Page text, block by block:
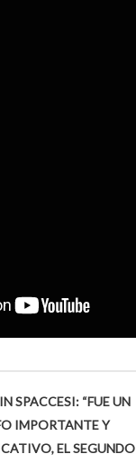
SPACCESI: “FUE UN
IMPORTANTE Y
EL SEGUNDO